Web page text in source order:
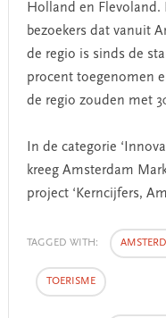
Holland en
bezoekers dat vanuit
de regio is sinds de
procent toegenomen
de regio zouden met
In de categorie
kreeg Amsterdam
project ‘Kerncijfers,
TAGGED WITH:
TOERISME